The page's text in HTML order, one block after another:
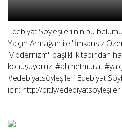
Edebiyat Söyleşileri'nin bu
Yalçın Armağan ile "İmkansız
Modernizm" başlıklı kitabından
konuşuyoruz. #ahmetmurat
#edebiyatsöyleşileri Edebiyat
için: http://bit.ly/edebiyatsöyleşileri